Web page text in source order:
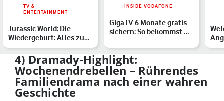
TV &
ENTERTAINMENT
Jurassic World: Die
Wiedergeburt: Alles zu
Cast, Handlung & Start…
INSIDE VODAFONE
GigaTV 6 Monate gratis
sichern: So bekommst Du
4) Dramady-Highlight:
Wochenendrebellen – Rührendes
Familiendrama nach einer wahren
Geschichte